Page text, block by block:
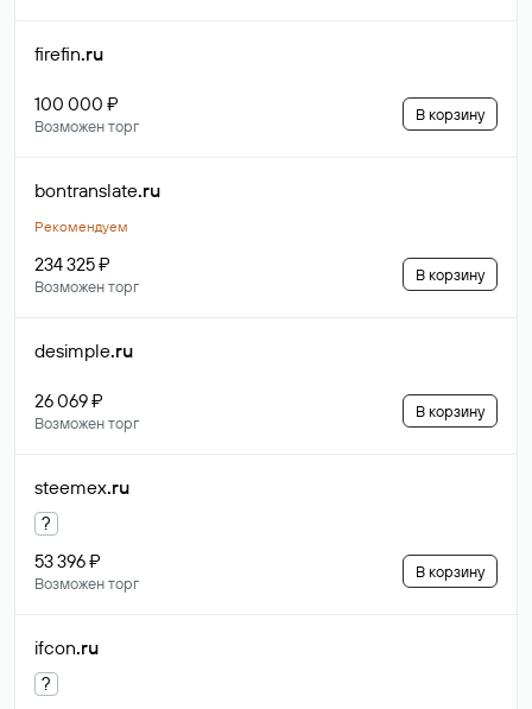
firefin.ru
100 000 ₽
Возможен торг
В корзину
bontranslate.ru
Рекомендуем
234 325 ₽
Возможен торг
В корзину
desimple.ru
26 069 ₽
Возможен торг
В корзину
steemex.ru
?
53 396 ₽
Возможен торг
В корзину
ifcon.ru
?